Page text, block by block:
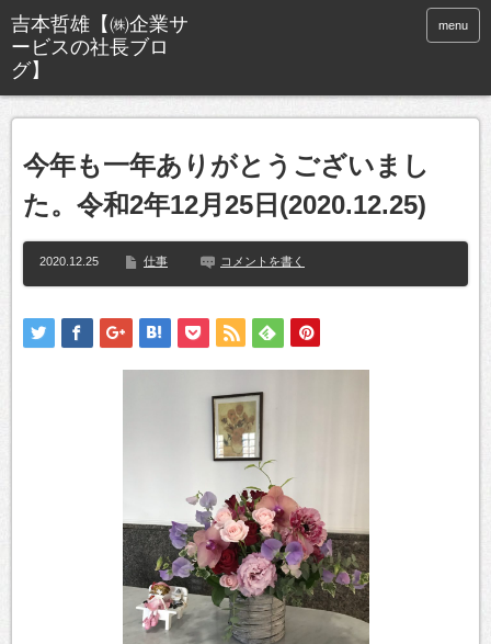
menu
今年も一年ありがとうございまし
た。令和2年12月25日(2020.12.25)
2020.12.25 仕事 コメントを書く